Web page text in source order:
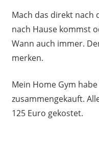
Mach das direkt nach
nach Hause kommst
Wann auch immer.
merken.
Mein Home Gym
zusammengekauft.
125 Euro gekostet.